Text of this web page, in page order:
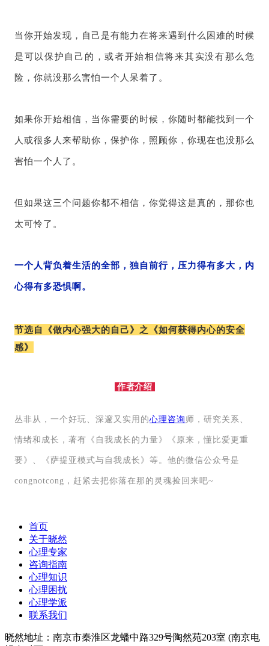
当你开始发现，自己是有能力在将来遇到什么困难的时候
是可以保护自己的，或者开始相信将来其实没有那么危
险，你就没那么害怕一个人呆着了。
如果你开始相信，当你需要的时候，你随时都能找到一个
人或很多人来帮助你，保护你，照顾你，你现在也没那么
害怕一个人了。
但如果这三个问题你都不相信，你觉得这是真的，那你也
太可怜了。
一个人背负着生活的全部，独自前行，压力得有多大，内
心得有多恐惧啊。
节选自《做内心强大的自己》之《如何获得内心的安全
感》
作者介绍
丛非从，一个好玩、深邃又实用的心理咨询 师，研究关系、
情绪和成长，著有《自我成长的力量》《原来，懂比爱更重
要》、《萨提亚模式与自我成长》等。 他的微信公众号是
congnotcong，赶紧去把你落在那的灵魂捡回来吧~
首页
关于晓然
心理专家
咨询指南
心理知识
心理困扰
心理学派
联系我们
晓然地址：南京市秦淮区龙蟠中路329号陶然苑203室 (南京电